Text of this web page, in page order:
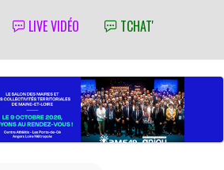
LIVE VIDÉO TCHAT'